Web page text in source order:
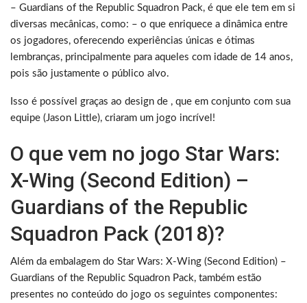
– Guardians of the Republic Squadron Pack, é que ele tem em si
diversas mecânicas, como: – o que enriquece a dinâmica entre
os jogadores, oferecendo experiências únicas e ótimas
lembranças, principalmente para aqueles com idade de 14 anos,
pois são justamente o público alvo.
Isso é possível graças ao design de , que em conjunto com sua
equipe (Jason Little), criaram um jogo incrível!
O que vem no jogo Star Wars:
X-Wing (Second Edition) –
Guardians of the Republic
Squadron Pack (2018)?
Além da embalagem do Star Wars: X-Wing (Second Edition) –
Guardians of the Republic Squadron Pack, também estão
presentes no conteúdo do jogo os seguintes componentes: